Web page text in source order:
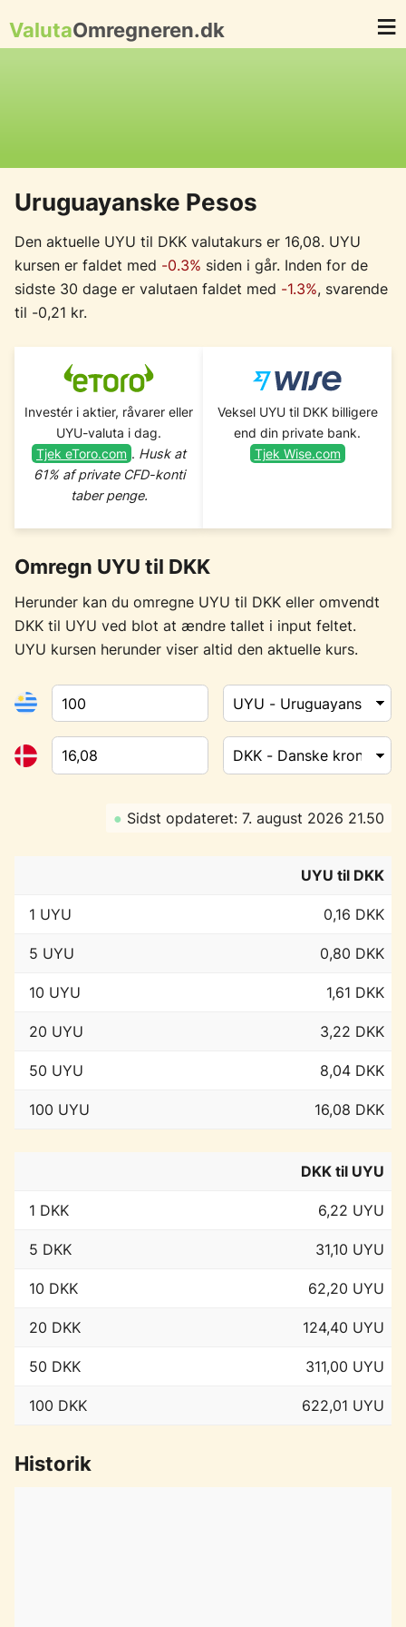
ValutaOmregneren.dk
Uruguayanske Pesos
Den aktuelle UYU til DKK valutakurs er 16,08. UYU
kursen er faldet med -0.3% siden i går. Inden for de
sidste 30 dage er valutaen faldet med -1.3%, svarende
til -0,21 kr.
Investér i aktier, råvarer eller
UYU-valuta i dag.
Tjek eToro.com . Husk at
61% af private CFD-konti
taber penge.
Veksel UYU til DKK billigere
end din private bank.
Tjek Wise.com
Omregn UYU til DKK
Herunder kan du omregne UYU til DKK eller omvendt
DKK til UYU ved blot at ændre tallet i input feltet.
UYU kursen herunder viser altid den aktuelle kurs.
● Sidst opdateret: 7. august 2026 21.50
UYU til DKK
1 UYU 0,16 DKK
5 UYU 0,80 DKK
10 UYU 1,61 DKK
20 UYU 3,22 DKK
50 UYU 8,04 DKK
100 UYU 16,08 DKK
DKK til UYU
1 DKK 6,22 UYU
5 DKK 31,10 UYU
10 DKK 62,20 UYU
20 DKK 124,40 UYU
50 DKK 311,00 UYU
100 DKK 622,01 UYU
Historik